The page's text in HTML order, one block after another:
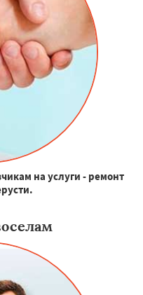
на услуги - ремонт